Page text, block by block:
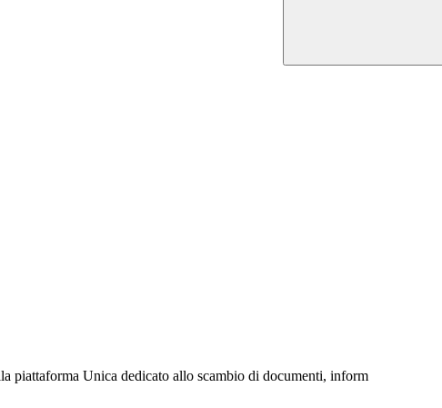
piattaforma Unica dedicato allo scambio di documenti, inform